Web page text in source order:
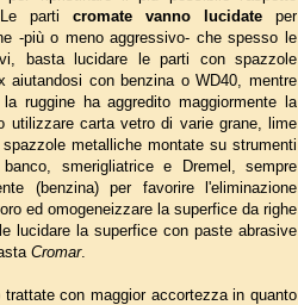
parti cromate vanno lucidate per
-più o meno aggressivo- che spesso le
basta lucidare le parti con spazzole
aiutandosi con benzina o WD40, mentre
ruggine ha aggredito maggiormente la
utilizzare carta vetro di varie grane, lime
metalliche montate su strumenti
smerigliatrice e Dremel, sempre
(benzina) per favorire l'eliminazione
ed omogeneizzare la superfice da righe
lucidare la superfice con paste abrasive
Cromar.
trattate con maggior accortezza in quanto